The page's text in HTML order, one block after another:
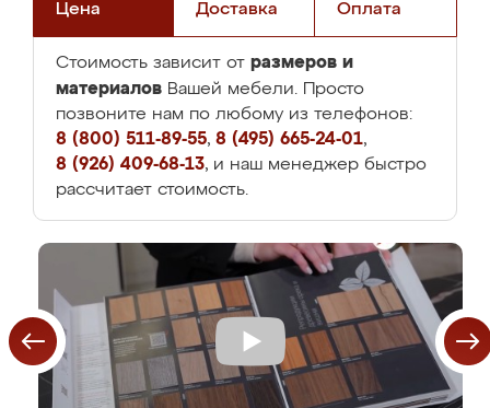
Цена Доставка Оплата
Стоимость зависит от размеров и
материалов Вашей мебели. Просто
позвоните нам по любому из телефонов:
8 (800) 511-89-55, 8 (495) 665-24-01,
8 (926) 409-68-13, и наш менеджер быстро
рассчитает стоимость.